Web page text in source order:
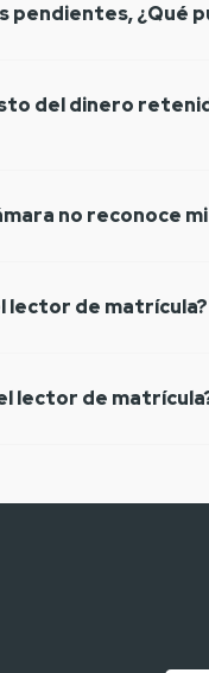
pendientes, ¿Qué
del dinero
no reconoce
lector de matrícula?
lector de